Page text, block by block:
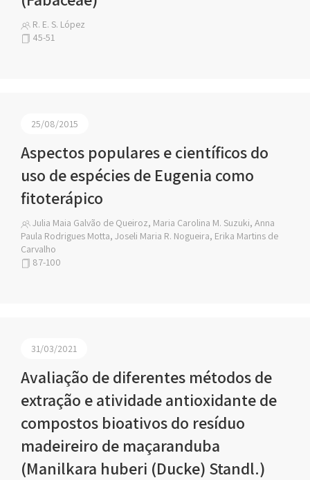
R. E. S. López
45-51
25/08/2015
Aspectos populares e científicos do
uso de espécies de Eugenia como
fitoterápico
Julia Maia Galvão de Queiroz, Maria Carolina M. Suzuki, Anna
Paula Rodrigues Motta, Joseli Maria R. Nogueira, Erika Martins de
Carvalho
87-100
31/03/2021
Avaliação de diferentes métodos de
extração e atividade antioxidante de
compostos bioativos do resíduo
madeireiro de maçaranduba
(Manilkara huberi (Ducke) Standl.)